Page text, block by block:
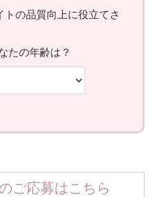
ご応募はこちら